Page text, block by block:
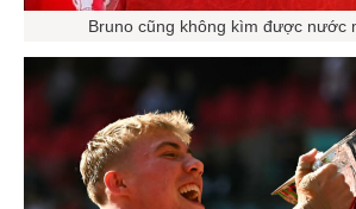
Bruno cũng không kìm được nước